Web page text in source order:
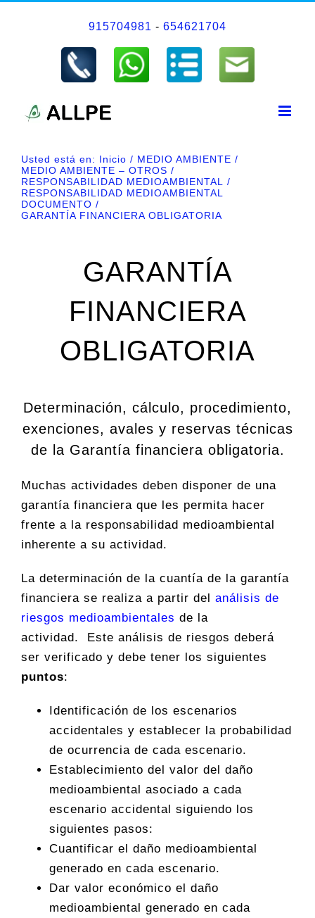
915704981 - 654621704
Usted está en: Inicio
MEDIO AMBIENTE
MEDIO AMBIENTE – OTROS
RESPONSABILIDAD MEDIOAMBIENTAL
RESPONSABILIDAD MEDIOAMBIENTAL
DOCUMENTO
GARANTÍA FINANCIERA OBLIGATORIA
GARANTÍA
FINANCIERA
OBLIGATORIA
Determinación, cálculo, procedimiento,
exenciones, avales y reservas técnicas
de la Garantía financiera obligatoria.
Muchas actividades deben disponer de una
garantía financiera que les permita hacer
frente a la responsabilidad medioambiental
inherente a su actividad.
La determinación de la cuantía de la garantía
financiera se realiza a partir del análisis de
riesgos medioambientales de la
actividad. Este análisis de riesgos deberá
ser verificado y debe tener los siguientes
puntos:
Identificación de los escenarios
accidentales y establecer la probabilidad
de ocurrencia de cada escenario.
Establecimiento del valor del daño
medioambiental asociado a cada
escenario accidental siguiendo los
siguientes pasos:
Cuantificar el daño medioambiental
generado en cada escenario.
Dar valor económico el daño
medioambiental generado en cada